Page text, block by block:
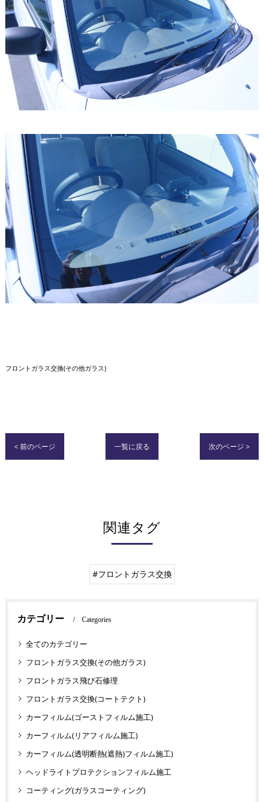
フロントガラス交換(その他ガラス)
< 前のページ 一覧に戻る 次のページ >
関連タグ
#フロントガラス交換
カテゴリー Categories
全てのカテゴリー
フロントガラス交換(その他ガラス)
フロントガラス飛び石修理
フロントガラス交換(コートテクト)
カーフィルム(ゴーストフィルム施工)
カーフィルム(リアフィルム施工)
カーフィルム(透明断熱(遮熱)フィルム施工)
ヘッドライトプロテクションフィルム施工
コーティング(ガラスコーティング)